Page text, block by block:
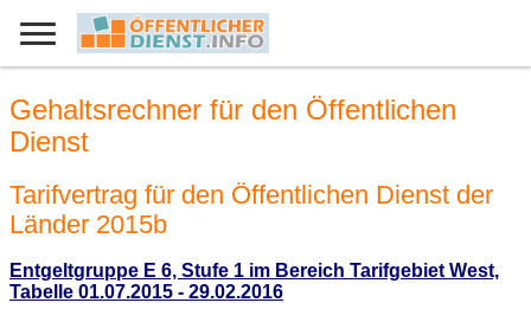
Gehaltsrechner für den Öffentlichen
Dienst
Tarifvertrag für den Öffentlichen Dienst der
Länder 2015b
Entgeltgruppe E 6, Stufe 1 im Bereich Tarifgebiet West,
Tabelle 01.07.2015 - 29.02.2016